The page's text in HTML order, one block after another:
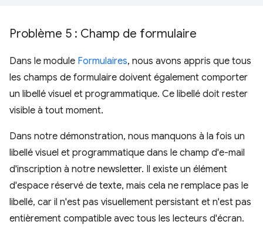
Problème 5 : Champ de formulaire
Dans le module Formulaires, nous avons appris que tous
les champs de formulaire doivent également comporter
un libellé visuel et programmatique. Ce libellé doit rester
visible à tout moment.
Dans notre démonstration, nous manquons à la fois un
libellé visuel et programmatique dans le champ d'e-mail
d'inscription à notre newsletter. Il existe un élément
d'espace réservé de texte, mais cela ne remplace pas le
libellé, car il n'est pas visuellement persistant et n'est pas
entièrement compatible avec tous les lecteurs d'écran.